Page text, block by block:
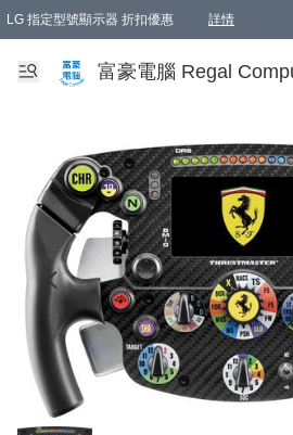
LG 指定型號顯示器 折扣優惠 詳情
富豪電腦 Regal